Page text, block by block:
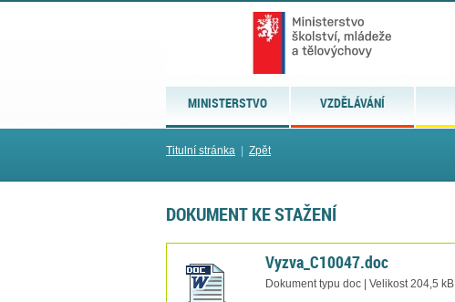
MINISTERSTVO VZDĚLÁVÁNÍ
Titulní stránka Zpět
DOKUMENT KE STAŽENÍ
Vyzva_C10047.doc
Dokument typu doc | Velikost 204,5 kB